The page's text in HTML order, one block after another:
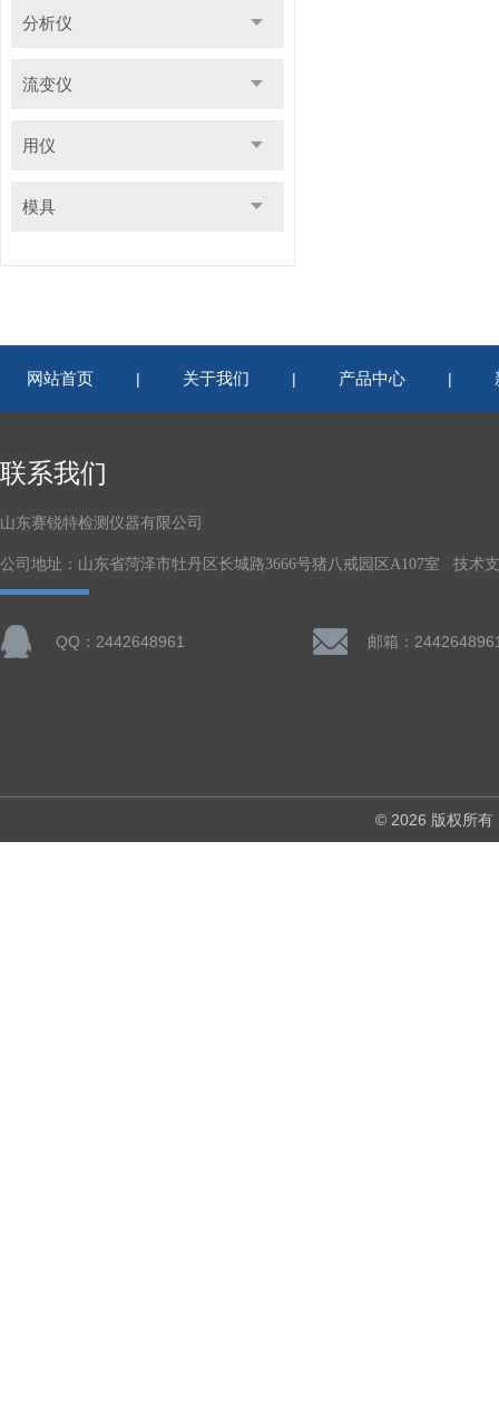
分析仪
流变仪
用仪
模具
网站首页 | 关于我们 | 产品中心 |
联系我们
山东赛锐特检测仪器有限公司
公司地址：山东省菏泽市牡丹区长城路3666号猪八戒园区A107室 技术
QQ：2442648961 邮箱：
© 2026 版权所